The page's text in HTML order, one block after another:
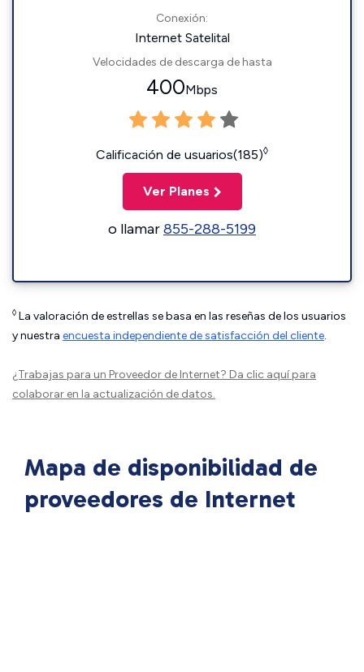
Conexión:
Internet Satelital
Velocidades de descarga de hasta
400Mbps
Calificación de usuarios(185)◊
Ver Planes
o llamar855-288-5199
◊ La valoración de estrellas se basa en las reseñas de los usuarios
y nuestra encuesta independiente de satisfacción del cliente.
¿Trabajas para un Proveedor de Internet? Da clic aquípara
colaborar en la actualización de datos.
Mapa de disponibilidad de
proveedores de Internet